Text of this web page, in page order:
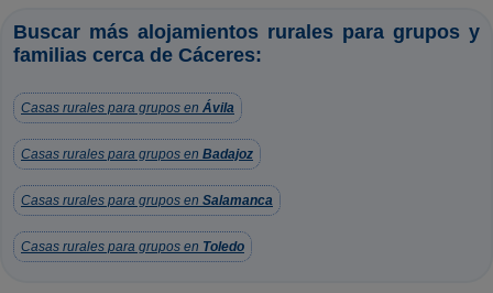
Buscar más alojamientos rurales para grupos y
familias cerca de Cáceres:
Casas rurales para grupos en Ávila
Casas rurales para grupos en Badajoz
Casas rurales para grupos en Salamanca
Casas rurales para grupos en Toledo